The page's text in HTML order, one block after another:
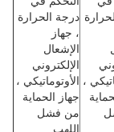
،
درجة الحرارة
، جهاز
الإشعال
الإلكتروني
الأوتوماتيكي ،
جهاز الحماية
من فشل
اللهب